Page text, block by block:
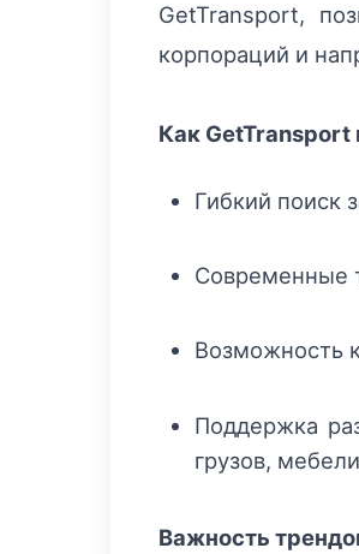
GetTransport,
корпораций и
Как GetTransport
Гибкий поиск
Современные
Возможность
Поддержка
грузов,
Важность